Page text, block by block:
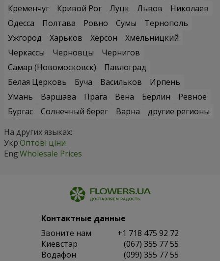
Кременчуг
Кривой Рог Луцк Львов
Николаев
Одесса
Полтава Ровно Сумы
Тернополь
Ужгород
Харьков Херсон
Хмельницкий
Черкассы
Черновцы
Чернигов
Самар (Новомосковск)
Павлоград
Белая Церковь
Буча Васильков
Ирпень
Умань
Варшава Прага Вена Берлин
Ревное
Бургас
Солнечный берег Варна
другие регионы
На других языках:
Укр:Оптові ціни
Eng:Wholesale Prices
Контактные данные
Звоните нам
+1 718 475 92 72
Киевстар
(067) 355 77 55
Водафон
(099) 355 77 55